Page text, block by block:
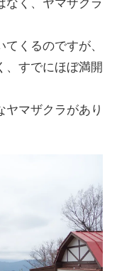
なく、ヤマザクラ
くるのですが、
、すでにほぼ満開
ヤマザクラがあり